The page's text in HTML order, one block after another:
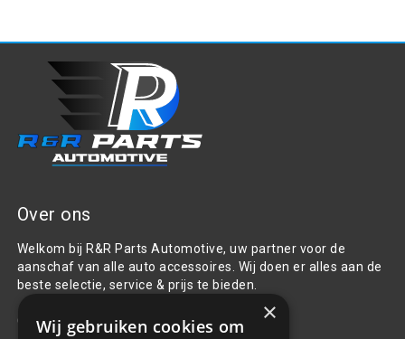
Over ons
Welkom bij R&R Parts Automotive, uw partner voor de
aanschaf van alle auto accessoires. Wij doen er alles aan de
beste selectie, service & prijs te bieden.
Contact ×
Wij gebruiken cookies om